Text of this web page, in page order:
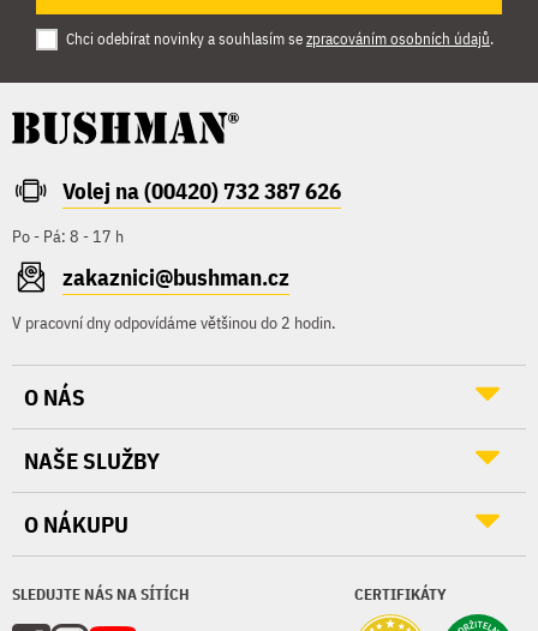
Chci odebírat novinky a souhlasím sezpracováním osobních údajů.
Volej na (00420) 732 387 626
Po - Pá: 8 - 17 h
zakaznici@bushman.cz
V pracovní dny odpovídáme většinou do 2 hodin.
SLEDUJTE NÁS NA SÍTÍCH CERTIFIKÁTY
O NÁS
NAŠE SLUŽBY
O NÁKUPU